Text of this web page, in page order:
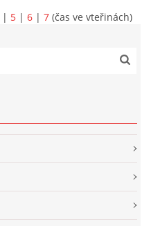
| 5 | 6 | 7 (čas ve vteřinách)